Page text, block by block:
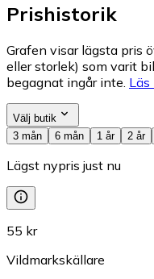
Prishistorik
Grafen visar lägsta pris
eller storlek) som varit
begagnat ingår inte. Läs
Välj butik
3 mån
6 mån 1 år 2 år
Lägst nypris just nu
55 kr
Vildmarkskällare